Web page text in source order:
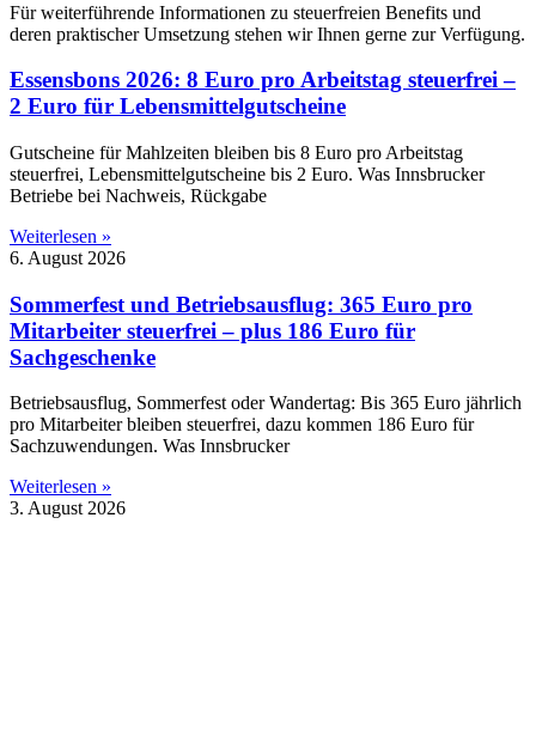
Für weiterführende Informationen zu steuerfreien Benefits und
deren praktischer Umsetzung stehen wir Ihnen gerne zur Verfügung.
Essensbons 2026: 8 Euro pro Arbeitstag steuerfrei –
2 Euro für Lebensmittelgutscheine
Gutscheine für Mahlzeiten bleiben bis 8 Euro pro Arbeitstag
steuerfrei, Lebensmittelgutscheine bis 2 Euro. Was Innsbrucker
Betriebe bei Nachweis, Rückgabe
Weiterlesen »
6. August 2026
Sommerfest und Betriebsausflug: 365 Euro pro
Mitarbeiter steuerfrei – plus 186 Euro für
Sachgeschenke
Betriebsausflug, Sommerfest oder Wandertag: Bis 365 Euro jährlich
pro Mitarbeiter bleiben steuerfrei, dazu kommen 186 Euro für
Sachzuwendungen. Was Innsbrucker
Weiterlesen »
3. August 2026